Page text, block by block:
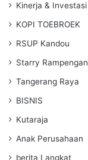
Kinerja & Investasi
KOPI TOEBROEK
RSUP Kandou
Starry Rampengan
Tangerang Raya
BISNIS
Kutaraja
Anak Perusahaan
berita Langkat